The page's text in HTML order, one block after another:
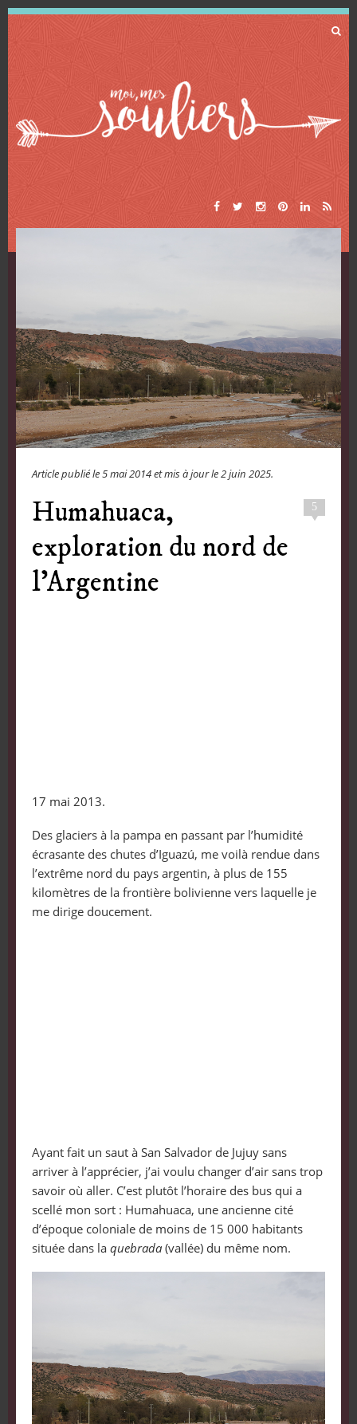
Article publié le5 mai 2014et mis à jour le2 juin 2025.
5
Humahuaca,
exploration du nord de
l’Argentine
17 mai 2013.
Des glaciers à la pampa en passant par l’humidité
écrasante des chutes d’Iguazú, me voilà rendue dans
l’extrême nord du pays argentin, à plus de 155
kilomètres de la frontière bolivienne vers laquelle je
me dirige doucement.
Ayant fait un saut à San Salvador de Jujuy sans
arriver à l’apprécier, j’ai voulu changer d’air sans trop
savoir où aller. C’est plutôt l’horaire des bus qui a
scellé mon sort : Humahuaca, une ancienne cité
d’époque coloniale de moins de 15 000 habitants
située dans la quebrada (vallée) du même nom.